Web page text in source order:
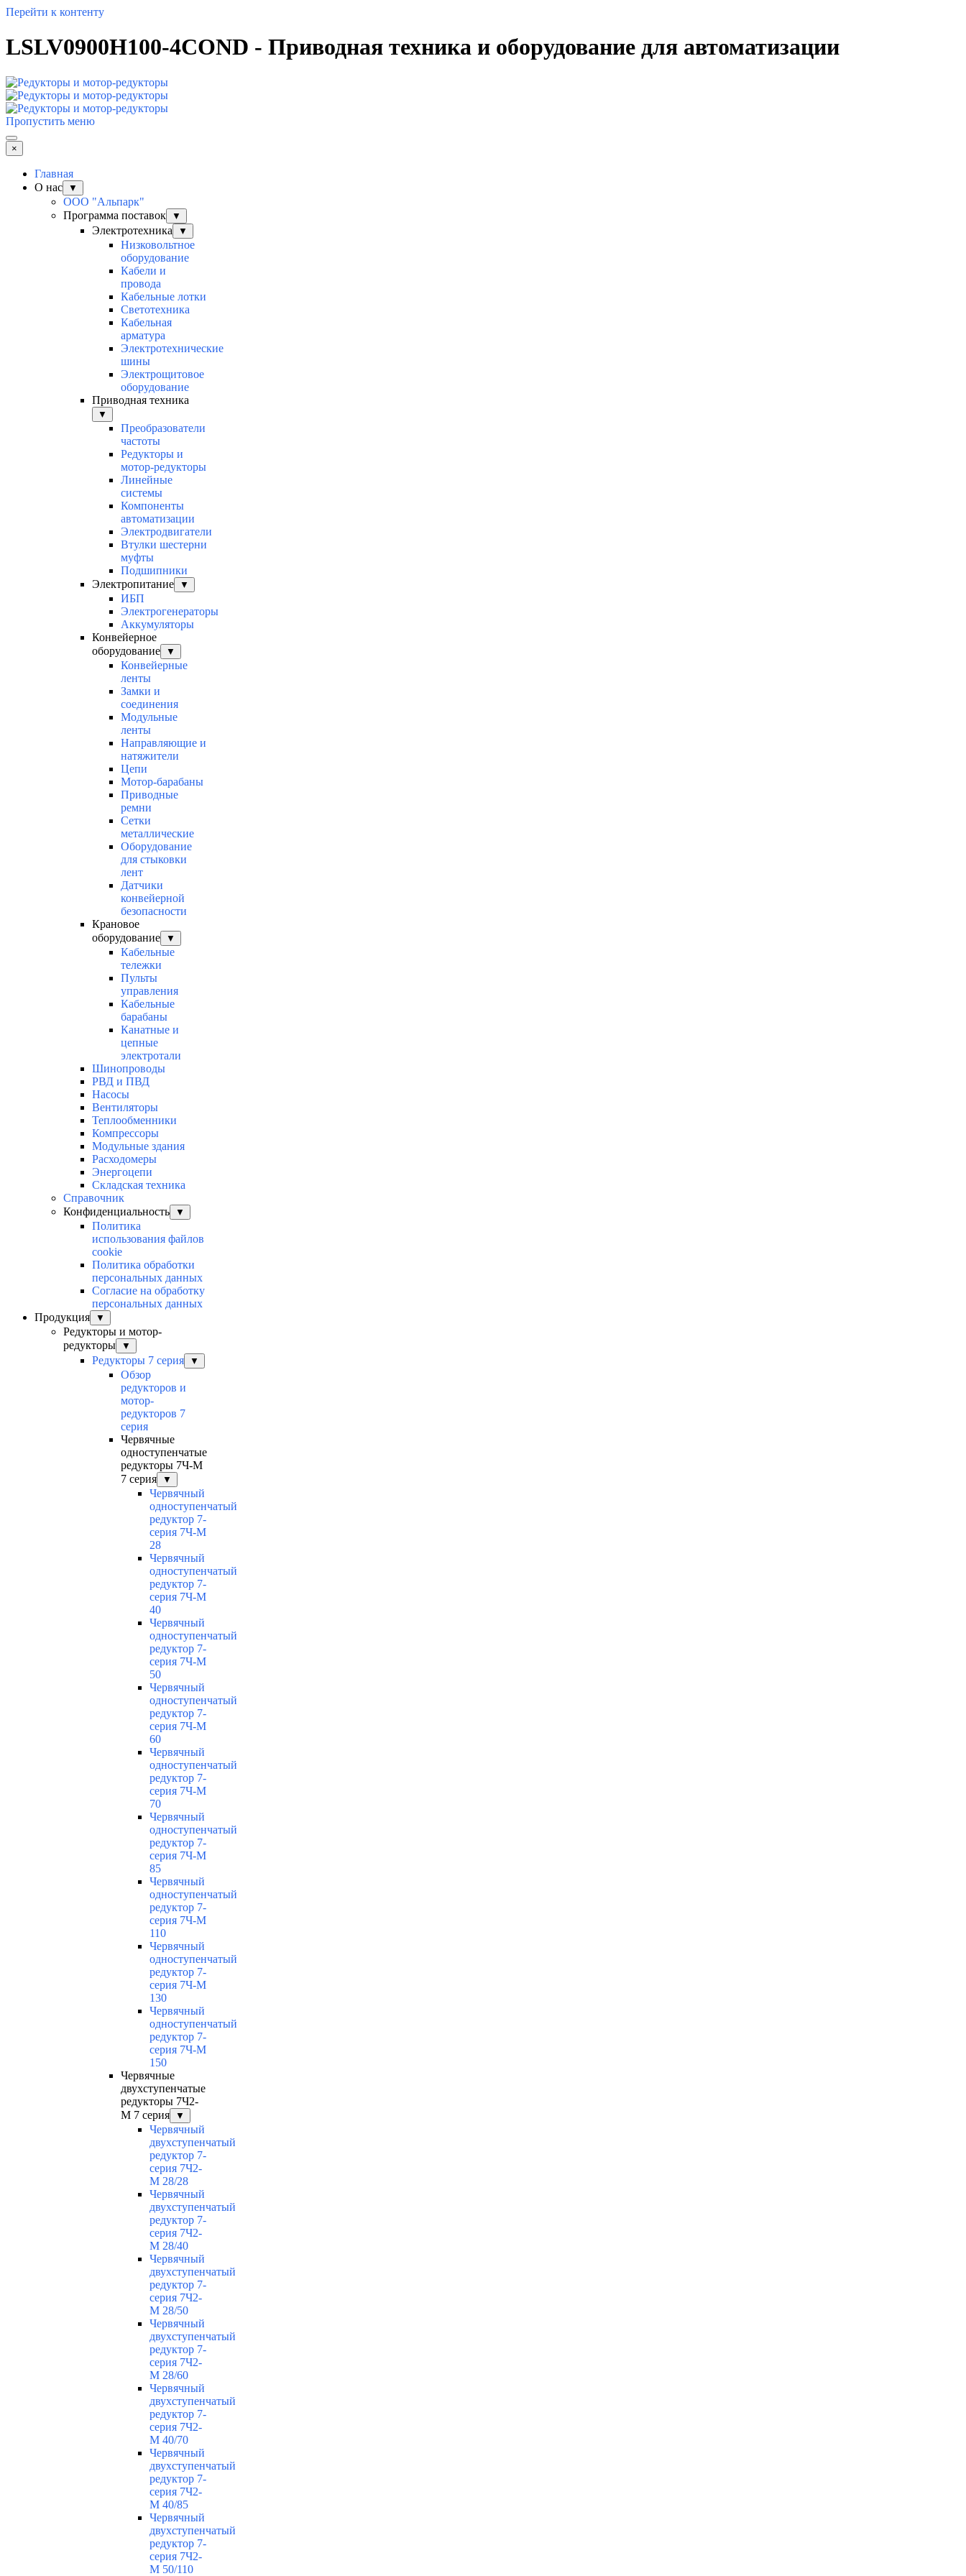
Перейти к контенту
LSLV0900H100-4COND - Приводная техника и оборудование для автоматизации
Пропустить меню
×
Главная
О нас
▼
ООО "Альпарк"
Программа поставок
▼
Электротехника ▼
Низковольтное
оборудование
Кабели и
провода
Кабельные лотки
Светотехника
Кабельная
арматура
Электротехнические
шины
Электрощитовое
оборудование
Приводная техника
▼
Преобразователи
частоты
Редукторы и
мотор-редукторы
Линейные
системы
Компоненты
автоматизации
Электродвигатели
Втулки шестерни
муфты
Подшипники
Электропитание
▼
ИБП
Электрогенераторы
Аккумуляторы
Конвейерное
оборудование
▼
Конвейерные
ленты
Замки и
соединения
Модульные
ленты
Направляющие и
натяжители
Цепи
Мотор-барабаны
Приводные
ремни
Сетки
металлические
Оборудование
для стыковки
лент
Датчики
конвейерной
безопасности
Крановое
оборудование
▼
Кабельные
тележки
Пульты
управления
Кабельные
барабаны
Канатные и
цепные
электротали
Шинопроводы
РВД и ПВД
Насосы
Вентиляторы
Теплообменники
Компрессоры
Модульные здания
Расходомеры
Энергоцепи
Складская техника
Справочник
Конфиденциальность
▼
Политика
использования файлов
cookie
Политика обработки
персональных данных
Согласие на обработку
персональных данных
Продукция
▼
Редукторы и мотор-
редукторы
▼
Редукторы 7 серия ▼
Обзор
редукторов и
мотор-
редукторов 7
серия
Червячные
одноступенчатые
редукторы 7Ч-М
7 серия
▼
Червячный
одноступенчатый
редуктор 7-
серия 7Ч-М
28
Червячный
одноступенчатый
редуктор 7-
серия 7Ч-М
40
Червячный
одноступенчатый
редуктор 7-
серия 7Ч-М
50
Червячный
одноступенчатый
редуктор 7-
серия 7Ч-М
60
Червячный
одноступенчатый
редуктор 7-
серия 7Ч-М
70
Червячный
одноступенчатый
редуктор 7-
серия 7Ч-М
85
Червячный
одноступенчатый
редуктор 7-
серия 7Ч-М
110
Червячный
одноступенчатый
редуктор 7-
серия 7Ч-М
130
Червячный
одноступенчатый
редуктор 7-
серия 7Ч-М
150
Червячные
двухступенчатые
редукторы 7Ч2-
М 7 серия
▼
Червячный
двухступенчатый
редуктор 7-
серия 7Ч2-
М 28/28
Червячный
двухступенчатый
редуктор 7-
серия 7Ч2-
М 28/40
Червячный
двухступенчатый
редуктор 7-
серия 7Ч2-
М 28/50
Червячный
двухступенчатый
редуктор 7-
серия 7Ч2-
М 28/60
Червячный
двухступенчатый
редуктор 7-
серия 7Ч2-
М 40/70
Червячный
двухступенчатый
редуктор 7-
серия 7Ч2-
М 40/85
Червячный
двухступенчатый
редуктор 7-
серия 7Ч2-
М 50/110